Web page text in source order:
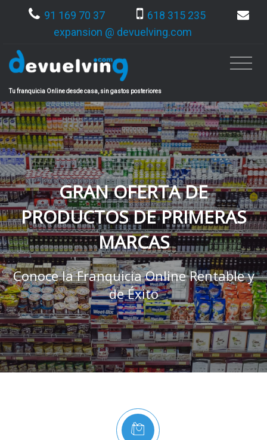
91 169 70 37
618 315 235
expansion @ devuelving.com
Tu franquicia Online desde casa, sin gastos posteriores
GRAN OFERTA DE
PRODUCTOS DE PRIMERAS
MARCAS
Conoce la Franquicia Online Rentable y
de Éxito